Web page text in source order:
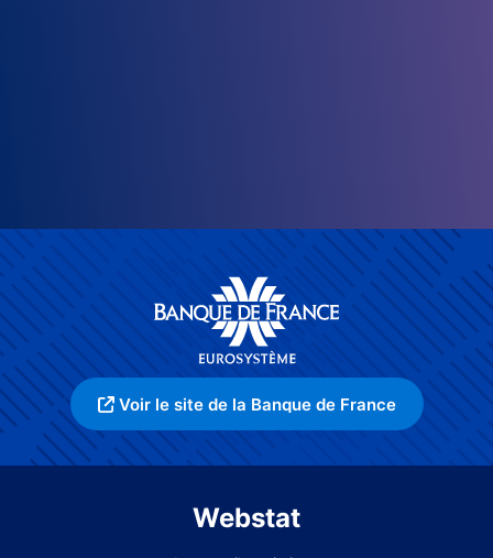
Voir le site de la Banque de France
Webstat